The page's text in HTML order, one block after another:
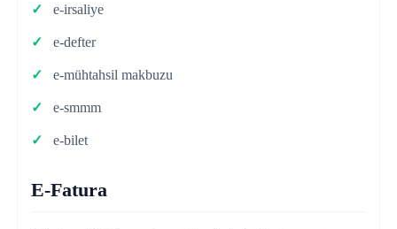
e-irsaliye
e-defter
e-mühtahsil makbuzu
e-smmm
e-bilet
E-Fatura